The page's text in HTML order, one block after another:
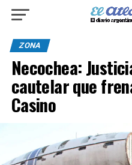
ZONA
Necochea:
cautelar que
Casino